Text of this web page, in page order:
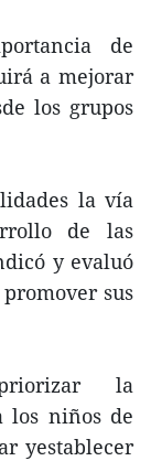
de
a mejorar
los grupos
la vía
de las
y evaluó
sus
la
los niños de
yestablecer